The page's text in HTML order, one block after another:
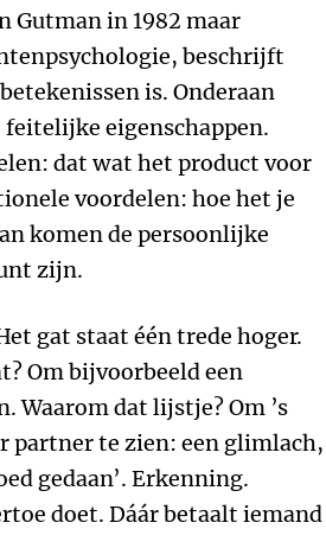
Gutman in 1982 maar
beschrijft
is. Onderaan
eigenschappen.
dat wat het product voor
voordelen: hoe het je
komen de persoonlijke
zijn.
gat staat één trede hoger.
Om bijvoorbeeld een
Waarom dat lijstje? Om ’s
partner te zien: een glimlach,
gedaan’. Erkenning.
doet. Dáár betaalt iemand